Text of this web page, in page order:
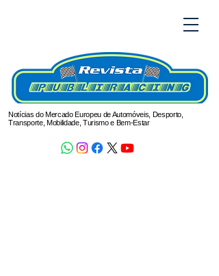
Notícias do Mercado Europeu de Automóveis, Desporto,
Transporte, Mobilidade, Turismo e Bem-Estar